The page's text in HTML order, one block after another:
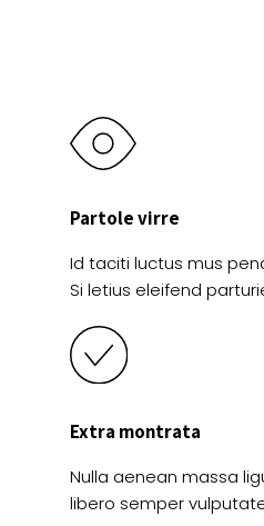
Partole virre
Id taciti luctus mus
Si letius eleifend
Extra montrata
Nulla aenean massa
libero semper